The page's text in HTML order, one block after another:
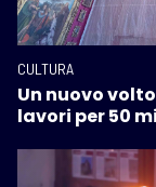
CULTURA
Un nuovo
lavori per 50